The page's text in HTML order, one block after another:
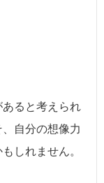
ると考えられ
自分の想像力
しれません。